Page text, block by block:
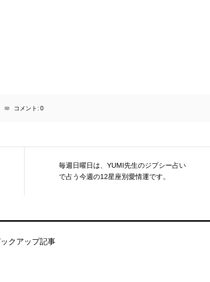
コメント: 0
毎週日曜日は、YUMI先生のジプシー占い
で占う今週の12星座別愛情運です。
クアップ記事